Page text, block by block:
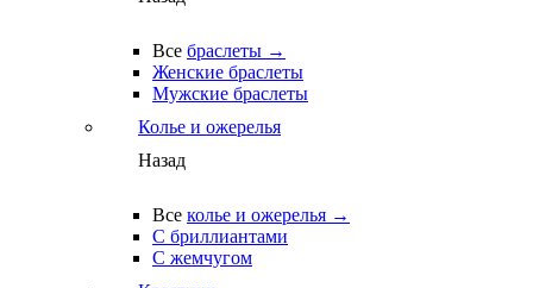
Все браслеты →
Женские браслеты
Мужские браслеты
Колье и ожерелья
Назад
Все колье и ожерелья →
С бриллиантами
С жемчугом